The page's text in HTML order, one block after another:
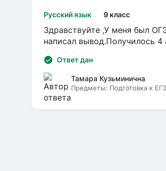
Русский язык 9 класс
Здравствуйте ,У меня был
написал вывод.Получилось 4
Ответ дан
Тамара Кузьминична
Предметы: Подготовка к